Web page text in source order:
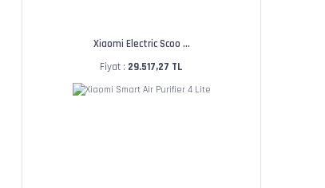
Xiaomi Electric Scoo ...
Fiyat : 29.517,27 TL